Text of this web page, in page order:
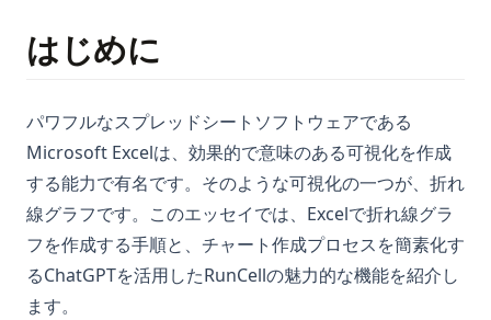
はじめに
パワフルなスプレッドシートソフトウェアである
Microsoft Excelは、効果的で意味のある可視化を作成
する能力で有名です。そのような可視化の一つが、折れ
線グラフです。このエッセイでは、Excelで折れ線グラ
フを作成する手順と、チャート作成プロセスを簡素化す
るChatGPTを活用したRunCellの魅力的な機能を紹介し
ます。